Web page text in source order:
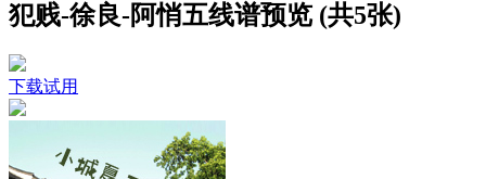
犯贱-徐良-阿悄五线谱预览 (共5张)
下载试用